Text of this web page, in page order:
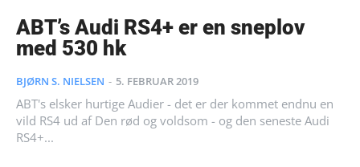
ABT’s Audi RS4+ er en sneplov
med 530 hk
BJØRN S. NIELSEN - 5. FEBRUAR 2019
ABT's elsker hurtige Audier - det er der kommet endnu en
vild RS4 ud af Den rød og voldsom - og den seneste Audi
RS4+...